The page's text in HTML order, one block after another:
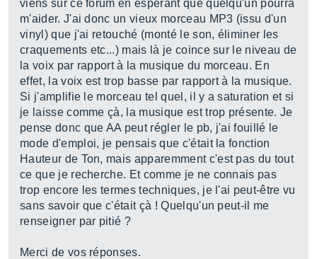
viens sur ce forum en espérant que quelqu'un pourra
m'aider. J'ai donc un vieux morceau MP3 (issu d'un
vinyl) que j'ai retouché (monté le son, éliminer les
craquements etc...) mais là je coince sur le niveau de
la voix par rapport à la musique du morceau. En
effet, la voix est trop basse par rapport à la musique.
Si j'amplifie le morceau tel quel, il y a saturation et si
je laisse comme çà, la musique est trop présente. Je
pense donc que AA peut régler le pb, j'ai fouillé le
mode d'emploi, je pensais que c'était la fonction
Hauteur de Ton, mais apparemment c'est pas du tout
ce que je recherche. Et comme je ne connais pas
trop encore les termes techniques, je l'ai peut-être vu
sans savoir que c'était çà ! Quelqu'un peut-il me
renseigner par pitié ?
Merci de vos réponses.